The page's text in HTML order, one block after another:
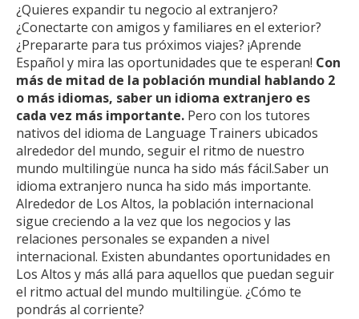
¿Quieres expandir tu negocio al extranjero?
¿Conectarte con amigos y familiares en el exterior?
¿Prepararte para tus próximos viajes? ¡Aprende
Español y mira las oportunidades que te esperan! Con
más de mitad de la población mundial hablando 2
o más idiomas, saber un idioma extranjero es
cada vez más importante. Pero con los tutores
nativos del idioma de Language Trainers ubicados
alrededor del mundo, seguir el ritmo de nuestro
mundo multilingüe nunca ha sido más fácil.Saber un
idioma extranjero nunca ha sido más importante.
Alrededor de Los Altos, la población internacional
sigue creciendo a la vez que los negocios y las
relaciones personales se expanden a nivel
internacional. Existen abundantes oportunidades en
Los Altos y más allá para aquellos que puedan seguir
el ritmo actual del mundo multilingüe. ¿Cómo te
pondrás al corriente?